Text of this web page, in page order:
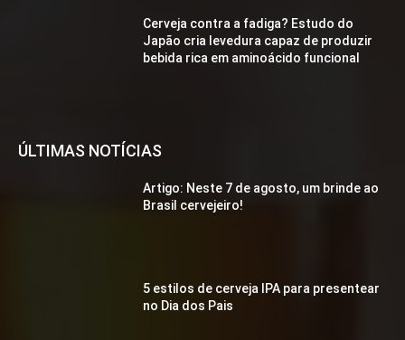
Cerveja contra a fadiga? Estudo do
Japão cria levedura capaz de produzir
bebida rica em aminoácido funcional
ÚLTIMAS NOTÍCIAS
Artigo: Neste 7 de agosto, um brinde ao
Brasil cervejeiro!
5 estilos de cerveja IPA para presentear
no Dia dos Pais